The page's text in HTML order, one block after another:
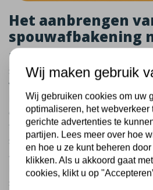
Het aanbrengen
spouwafbakening
Bij deze woning in Lochem heeft
spouwmuurafbakingen
van spouwafbakening, ook
is een uitstekende oplossing
onder-1-kapwoningen,
tussenwoningen waar de buren
spouwmuurisolatie willen laten
aan Charlotte de Bourbonlaan in
hun woning te verduurzamen
spouwmuurafbakingen plaatsen
Wij maken gebruik
Wij gebruiken cookies om uw
optimaliseren, het webverkeer
gerichte advertenties te
partijen. Lees meer over hoe
en hoe u ze kunt beheren
klikken. Als u akkoord gaat
cookies, klikt u op